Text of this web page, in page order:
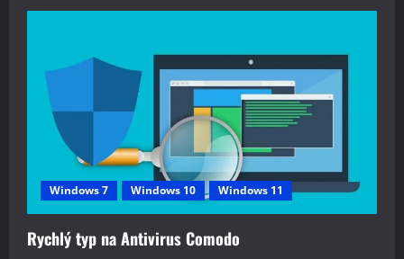
Windows 7 Windows 10 Windows 11
Rychlý typ na Antivirus Comodo